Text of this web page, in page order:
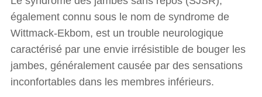
également connu sous le nom de syndrome de
Wittmack-Ekbom, est un trouble neurologique
caractérisé par une envie irrésistible de bouger les
jambes, généralement causée par des sensations
inconfortables dans les membres inférieurs.